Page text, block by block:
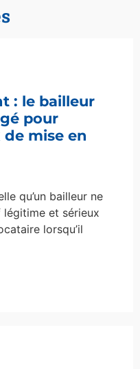
: le bailleur
pour
mise en
qu’un bailleur ne
et sérieux
lorsqu’il